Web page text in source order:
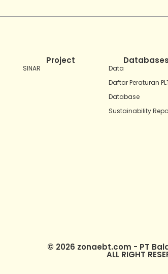
Project
SINAR
Databases
Data
Daftar Peraturan
Database
Sustainability
© 2026 zonaebt.com - PT
ALL RIGHT